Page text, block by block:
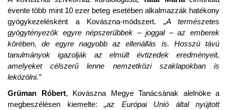
évente több mint 10 ezer beteg esetében alkalmazzák hatékony
gyógykezelésként a Kovászna-módszert. „A természetes
gyógytényezők egyre népszerűbbek – joggal – az emberek
körében, de egyre nagyobb az ellenállás is. Hosszú távú
tanulmányok igazolják az elmúlt évtizedek eredményeit,
amelyeket célszerű lenne nemzetközi szaklapokban is
leközölni.”
Grüman Róbert, Kovászna Megye Tanácsának alelnöke a
megbeszélésen kiemelte: „az Európai Unió által nyújtott